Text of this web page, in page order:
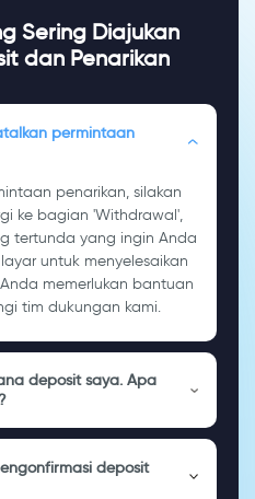
Sering Diajukan
dan Penarikan
permintaan
penarikan, silakan
ke bagian 'Withdrawal',
tertunda yang ingin Anda
untuk menyelesaikan
memerlukan bantuan
tim dukungan kami.
deposit saya. Apa
deposit